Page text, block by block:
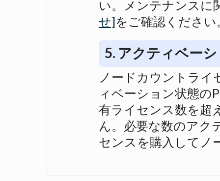
い。メンテナンスに
せ]をご確認ください
5. アクティベー
ノードカウントライ
ィベーション状態の
有ライセンス数を超
ん。必要な数のアク
センスを購入してノ